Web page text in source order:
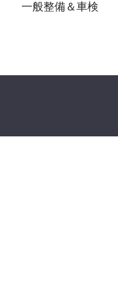
一般整備＆車検